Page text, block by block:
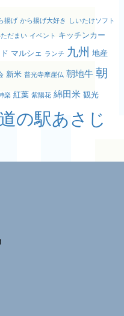
揚げ から揚げ大好き しいたけソフト
だまい イベント キッチンカー
マルシェ ランチ 九州 地産
新米 普光寺摩崖仏 朝地牛朝
楽 紅葉 紫陽花 綿田米 観光
道の駅あさじ